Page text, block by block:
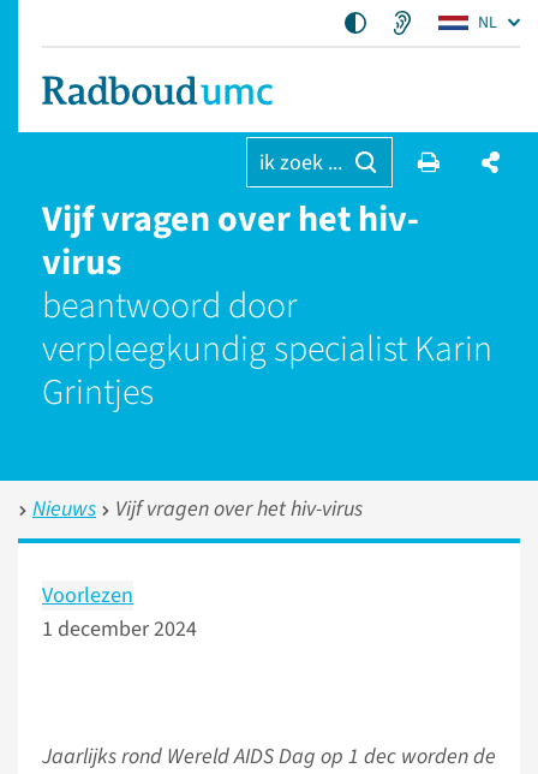
NL
ik zoek ...
Vijf vragen over het hiv-
virus
beantwoord door
verpleegkundig specialist Karin
Grintjes
Nieuws Vijf vragen over het hiv-virus
Voorlezen
1 december 2024
Jaarlijks rond Wereld AIDS Dag op 1 dec worden de